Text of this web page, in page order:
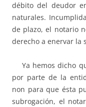
débito del deudor
naturales.
de plazo, el notario
derecho a enervar la
Ya hemos dicho
por parte de la
non para que ésta
subrogación, el